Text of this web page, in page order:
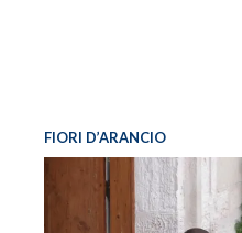
FIORI D’ARANCIO